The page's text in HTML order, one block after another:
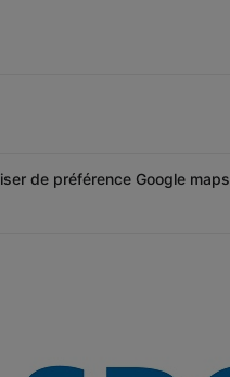
de préférence Google maps